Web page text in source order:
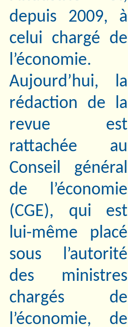
depuis 2009, à
celui chargé de
l’économie.
Aujourd’hui, la
rédaction de la
revue est
rattachée au
Conseil général
de l’économie
(CGE), qui est
lui-même placé
sous l’autorité
des ministres
chargés de
l’économie, de